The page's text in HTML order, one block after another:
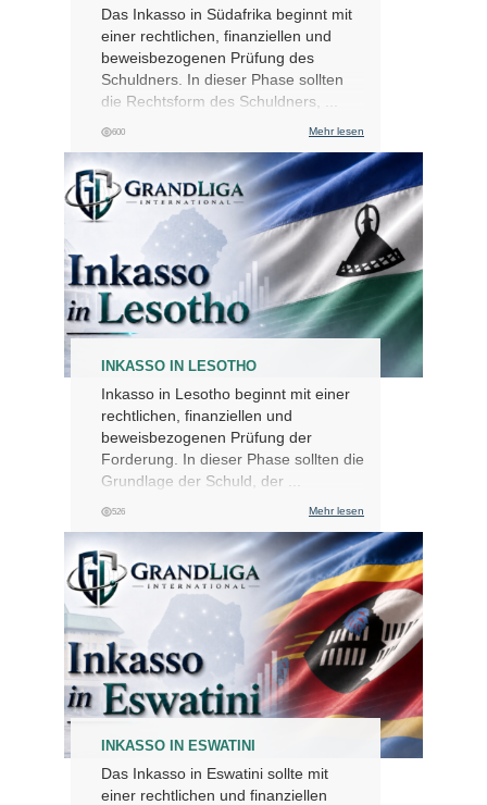
Das Inkasso in Südafrika beginnt mit
einer rechtlichen, finanziellen und
beweisbezogenen Prüfung des
Schuldners. In dieser Phase sollten
die Rechtsform des Schuldners, ...
600 Mehr lesen
INKASSO IN LESOTHO
Inkasso in Lesotho beginnt mit einer
rechtlichen, finanziellen und
beweisbezogenen Prüfung der
Forderung. In dieser Phase sollten die
Grundlage der Schuld, der ...
526 Mehr lesen
INKASSO IN ESWATINI
Das Inkasso in Eswatini sollte mit
einer rechtlichen und finanziellen